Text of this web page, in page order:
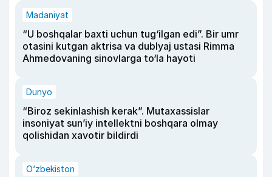
Madaniyat
“U boshqalar baxti uchun tug‘ilgan edi”. Bir umr
otasini kutgan aktrisa va dublyaj ustasi Rimma
Ahmedovaning sinovlarga to‘la hayoti
Dunyo
“Biroz sekinlashish kerak”. Mutaxassislar
insoniyat sun’iy intellektni boshqara olmay
qolishidan xavotir bildirdi
O‘zbekiston